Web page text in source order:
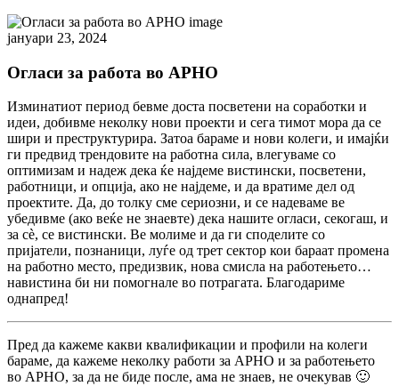
јануари 23, 2024
Огласи за работа во АРНО
Изминатиот период бевме доста посветени на соработки и
идеи, добивме неколку нови проекти и сега тимот мора да се
шири и преструктурира. Затоа бараме и нови колеги, и имајќи
ги предвид трендовите на работна сила, влегуваме со
оптимизам и надеж дека ќе најдеме вистински, посветени,
работници, и опција, ако не најдеме, и да вратиме дел од
проектите. Да, до толку сме сериозни, и се надеваме ве
убедивме (ако веќе не знаевте) дека нашите огласи, секогаш, и
за сѐ, се вистински. Ве молиме и да ги споделите со
пријатели, познаници, луѓе од трет сектор кои бараат промена
на работно место, предизвик, нова смисла на работењето…
навистина би ни помогнале во потрагата. Благодариме
однапред!
Пред да кажеме какви квалификации и профили на колеги
бараме, да кажеме неколку работи за АРНО и за работењето
во АРНО, за да не биде после, ама не знаев, не очекував 🙂